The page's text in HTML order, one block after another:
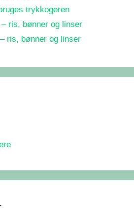
trykkogeren
– ris, bønner og linser
ris, bønner og linser